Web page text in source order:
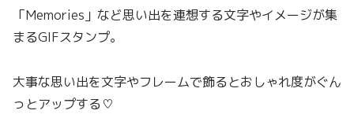
「Memories」など思い出を連想する文字やイメージが集
まるGIFスタンプ。
大事な思い出を文字やフレームで飾るとおしゃれ度がぐん
っとアップする♡